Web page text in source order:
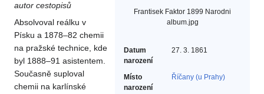
Frantisek Faktor 1899 Narodni
album.jpg
Datum
narození
27. 3. 1861
Místo
narození
Říčany (u Prahy)
autor cestopisů
Absolvoval reálku v
Písku a 1878–82 chemii
na pražské technice, kde
byl 1888–91 asistentem.
Současně suploval
chemii na karlínské